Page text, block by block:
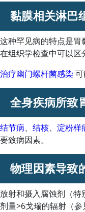
黏膜相关淋巴
这种罕见病的特点是
在组织学检查中可以区
治疗幽门螺杆菌感染 可
全身疾病所致
结节病、 结核、 淀粉样
要致病因素。
物理因素导致
放射和摄入腐蚀剂（
剂量>6戈瑞的辐射（参